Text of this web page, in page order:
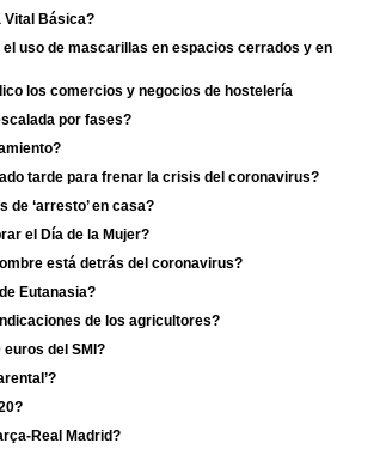
Vital Básica?
uso de mascarillas en espacios cerrados y en
los comercios y negocios de hostelería
por fases?
tarde para frenar la crisis del coronavirus?
de ‘arresto’ en casa?
el Día de la Mujer?
está detrás del coronavirus?
Eutanasia?
de los agricultores?
euros del SMI?
Real Madrid?